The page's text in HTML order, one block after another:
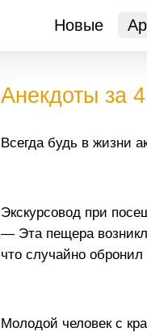
Новые
Анекдоты за
Всегда будь в жизни
Экскурсовод при
— Эта пещера
что случайно
Молодой человек с